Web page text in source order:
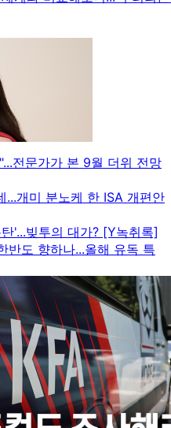
전문가가 본 9월 더위 전망
...개미 분노케 한 ISA 개편안
'...빚투의 대가? [Y녹취록]
반도 향하나...올해 유독 특